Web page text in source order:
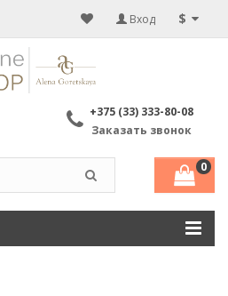
$
Вход
+375 (33) 333-80-08
Заказать звонок
0